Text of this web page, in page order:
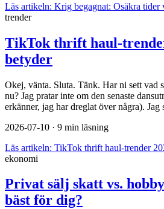
Läs artikeln: Krig begagnat: Osäkra tider
trender
TikTok thrift haul-
betyder
Okej, vänta. Sluta. Tänk. Har ni sett vad
nu? Jag pratar inte om den senaste
erkänner, jag har dreglat över några).
2026-07-10 · 9 min läsning
Läs artikeln: TikTok thrift haul-trender
ekonomi
Privat sälj skatt vs.
bäst för dig?